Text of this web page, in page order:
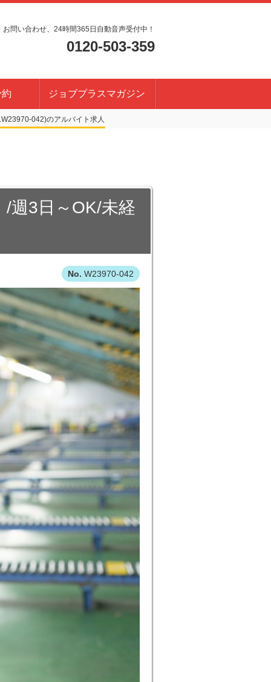
お問い合わせ、24時間365日自動音声受付中！
0120-503-359
ジョブプラスマガジン
042)
週3日～OK/未経
W23970-042